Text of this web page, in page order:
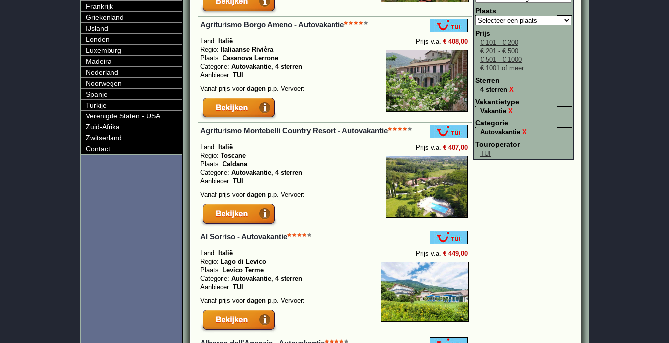
Agriturismo Borgo Ameno - Autovakantie
Prijs v.a. € 408,00
Land: Italië
Regio: Italiaanse Rivièra
Plaats: Casanova Lerrone
Categorie: Autovakantie, 4 sterren
Aanbieder: TUI
Vanaf prijs voor dagen p.p. Vervoer:
Agriturismo Montebelli Country Resort - Autovakantie
Prijs v.a. € 407,00
Land: Italië
Regio: Toscane
Plaats: Caldana
Categorie: Autovakantie, 4 sterren
Aanbieder: TUI
Vanaf prijs voor dagen p.p. Vervoer:
Al Sorriso - Autovakantie
Prijs v.a. € 449,00
Land: Italië
Regio: Lago di Levico
Plaats: Levico Terme
Categorie: Autovakantie, 4 sterren
Aanbieder: TUI
Vanaf prijs voor dagen p.p. Vervoer:
Plaats
Prijs
€ 101 - € 200
€ 201 - € 500
€ 501 - € 1000
€ 1001 of meer
Sterren
4 sterren X
Vakantietype
Vakantie X
Categorie
Autovakantie X
Touroperator
TUI
Frankrijk
Griekenland
IJsland
Londen
Luxemburg
Madeira
Nederland
Noorwegen
Spanje
Turkije
Verenigde Staten - USA
Zuid-Afrika
Zwitserland
Contact